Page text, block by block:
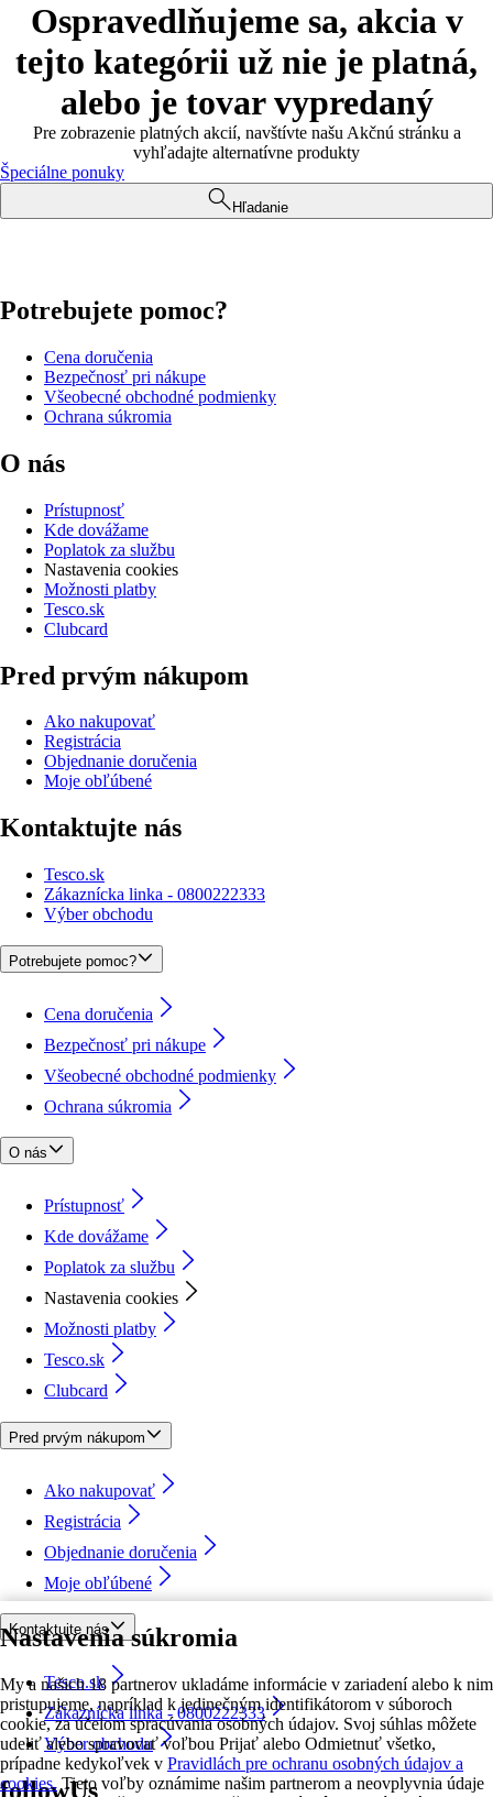
Nastavenia súkromia
My a našich 18 partnerov ukladáme informácie v zariadení alebo k nim
pristupujeme, napríklad k jedinečným identifikátorom v súboroch
cookie, za účelom spracúvania osobných údajov. Svoj súhlas môžete
udeliť alebo spravovať voľbou Prijať alebo Odmietnuť všetko,
prípadne kedykoľvek v Pravidlách pre ochranu osobných údajov a
cookies. Tieto voľby oznámime našim partnerom a neovplyvnia údaje
Ospravedlňujeme sa, akcia v
tejto kategórii už nie je platná,
alebo je tovar vypredaný
Pre zobrazenie platných akcií, navštívte našu Akčnú stránku a
vyhľadajte alternatívne produkty
Špeciálne ponuky
Hľadanie
Potrebujete pomoc?
Cena doručenia
Bezpečnosť pri nákupe
Všeobecné obchodné podmienky
Ochrana súkromia
O nás
Prístupnosť
Kde dovážame
Poplatok za službu
Nastavenia cookies
Možnosti platby
Tesco.sk
Clubcard
Pred prvým nákupom
Ako nakupovať
Registrácia
Objednanie doručenia
Moje obľúbené
Kontaktujte nás
Tesco.sk
Zákaznícka linka - 0800222333
Výber obchodu
Potrebujete pomoc?
Cena doručenia
Bezpečnosť pri nákupe
Všeobecné obchodné podmienky
Ochrana súkromia
O nás
Prístupnosť
Kde dovážame
Poplatok za službu
Nastavenia cookies
Možnosti platby
Tesco.sk
Clubcard
Pred prvým nákupom
Ako nakupovať
Registrácia
Objednanie doručenia
Moje obľúbené
Kontaktujte nás
Tesco.sk
Zákaznícka linka - 0800222333
Výber obchodu
followUs